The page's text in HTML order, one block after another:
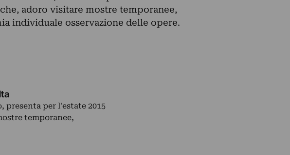
adoro visitare mostre temporanee,
individuale osservazione delle opere.
presenta per l'estate 2015
temporanee,